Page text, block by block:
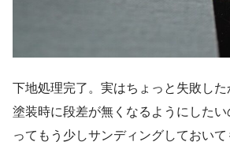
下地処理完了。実はちょっと失敗した
塗装時に段差が無くなるようにした
ってもう少しサンディングしておいて